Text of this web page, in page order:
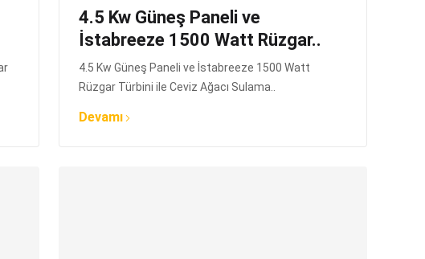
4.5 Kw Güneş Paneli ve
İstabreeze 1500 Watt Rüzgar..
4.5 Kw Güneş Paneli ve İstabreeze 1500 Watt
Rüzgar Türbini ile Ceviz Ağacı Sulama..
Devamı